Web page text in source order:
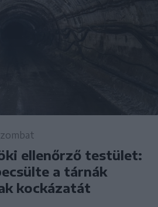
ellenőrző testület:
a tárnák
kockázatát